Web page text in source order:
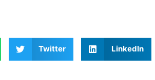
Twitter LinkedIn